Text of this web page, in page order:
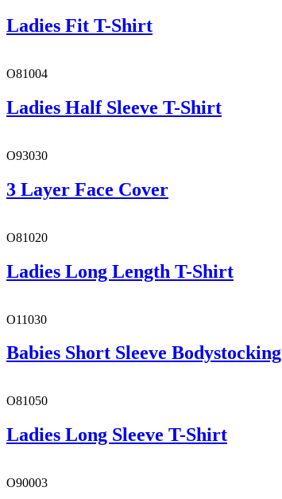
Ladies Fit T-Shirt
O81004
Ladies Half Sleeve T-Shirt
O93030
3 Layer Face Cover
O81020
Ladies Long Length T-Shirt
O11030
Babies Short Sleeve Bodystocking
O81050
Ladies Long Sleeve T-Shirt
O90003